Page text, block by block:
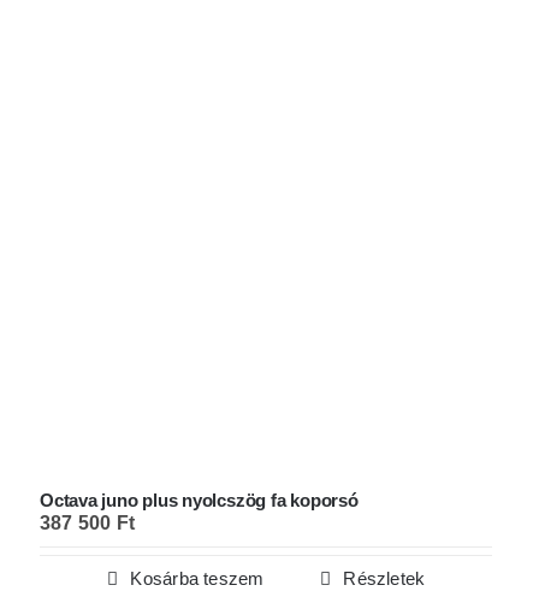
Octava juno plus nyolcszög fa koporsó
387 500 Ft
Kosárba teszem Részletek